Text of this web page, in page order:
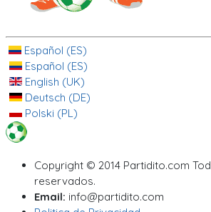
Español (ES)
Español (ES)
English (UK)
Deutsch (DE)
Polski (PL)
Copyright © 2014 Partidito.com
reservados.
Email: info@partidito.com